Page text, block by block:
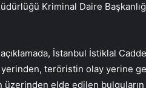
Kriminal Daire
açıklamada, İstanbul İstiklal
teröristin olay yerine
üzerinden elde edilen